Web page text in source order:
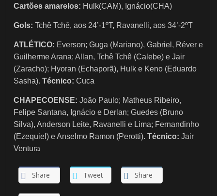
Cartões amarelos: Hulk(CAM), Ignácio(CHA)
Gols: Tchê Tchê, aos 24’-1ºT, Ravanelli, aos 34’-2ºT
ATLÉTICO: Everson; Guga (Mariano), Gabriel, Réver e
Guilherme Arana; Allan, Tchê Tchê (Calebe) e Jair
(Zaracho); Hyoran (Echaporã), Hulk e Keno (Eduardo
Sasha).Técnico:Cuca
CHAPECOENSE:João Paulo; Matheus Ribeiro,
Felipe Santana, Ignácio e Derlan; Guedes (Bruno
Silva), Anderson Leite, Ravanelli e Lima; Fernandinho
(Ezequiel) e Anselmo Ramon (Perotti).Técnico:Jair
Ventura
Share Tweet Share